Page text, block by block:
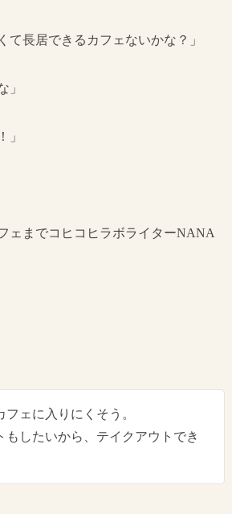
て長居できるカフェないかな？」
」
」
ェまでコヒコヒラボライターNANA
ェに入りにくそう。
したいから、テイクアウトでき